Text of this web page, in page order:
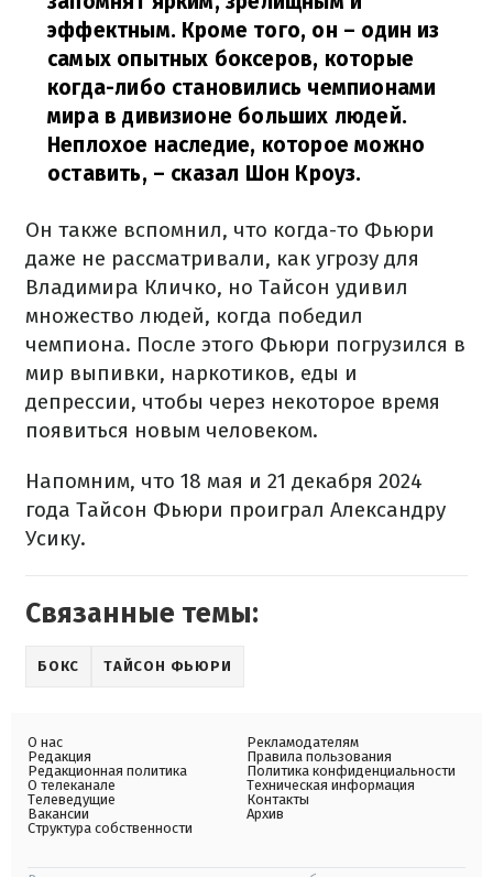
эффектным. Кроме того, он – один из
самых опытных боксеров, которые
когда-либо становились чемпионами
мира в дивизионе больших людей.
Неплохое наследие, которое можно
оставить, – сказал Шон Кроуз.
Он также вспомнил, что когда-то Фьюри
даже не рассматривали, как угрозу для
Владимира Кличко, но Тайсон удивил
множество людей, когда победил
чемпиона. После этого Фьюри погрузился в
мир выпивки, наркотиков, еды и
депрессии, чтобы через некоторое время
появиться новым человеком.
Напомним, что 18 мая и 21 декабря 2024
года Тайсон Фьюри проиграл Александру
Усику.
Связанные темы:
БОКС ТАЙСОН ФЬЮРИ
О нас
Редакция
Редакционная политика
О телеканале
Телеведущие
Вакансии
Структура собственности
Рекламодателям
Правила пользования
Политика конфиденциальности
Техническая информация
Контакты
Архив